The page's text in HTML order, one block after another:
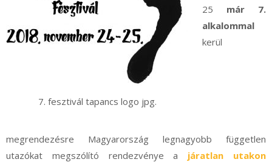
7. fesztivál tapancs logo jpg.
25 már 7.
alkalommal
kerül
megrendezésre Magyarország legnagyobb független
utazókat megszólító rendezvénye a járatlan utakon